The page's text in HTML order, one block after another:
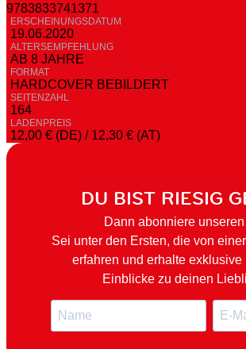
9783833741371
ERSCHEINUNGSDATUM
19.06.2020
ALTERSEMPFEHLUNG
AB 8 JAHRE
FORMAT
HARDCOVER BEBILDERT
SEITENZAHL
164
LADENPREIS
12,00 € (DE) / 12,30 € (AT)
DU BIST RIESIG
Dann abonniere unseren
Sei unter den Ersten, die von
erfahren und erhalte exklusive
Einblicke zu deinen
m
M